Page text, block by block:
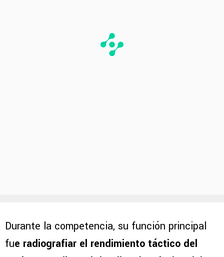
Durante la competencia, su función principal
fue radiografiar el rendimiento táctico del